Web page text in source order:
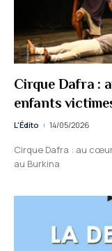
Cirque Dafra :
enfants
L'Édito 14/05/2026
Cirque Dafra : au
au Burkina